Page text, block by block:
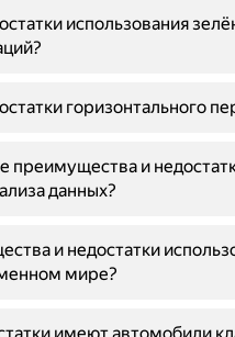
использования
горизонтального
преимущества и
данных?
и недостатки
мире?